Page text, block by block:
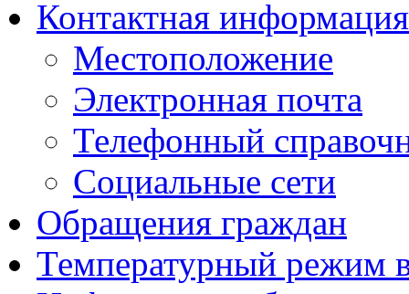
Контактная информация
Местоположение
Электронная почта
Телефонный
Социальные сети
Обращения граждан
Температурный режим